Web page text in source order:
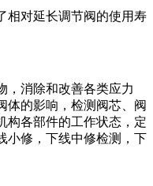
相对延长调节阀的使用寿
，消除和改善各类应力
体的影响，检测阀芯、阀
构各部件的工作状态，定
小修，下线中修检测，下